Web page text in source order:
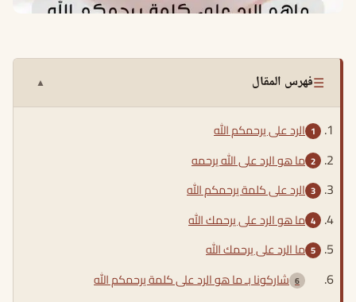
☰فهرس المقال ▲
الرد على يرحمكم الله
ما هو الرد على الله يرحمه
الرد على كلمة يرحمكم الله
ما هو الرد على يرحمك الله
ما الرد على يرحمك الله
شاركونا بـ ما هو الرد على كلمة يرحمكم الله